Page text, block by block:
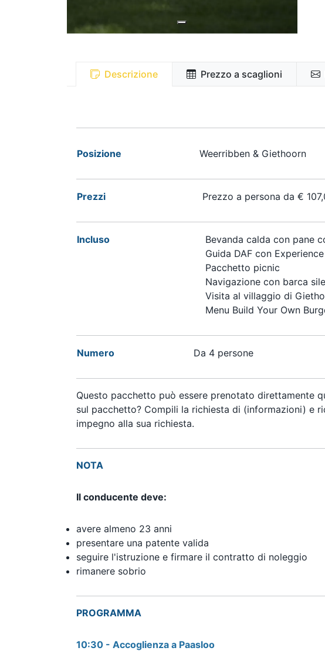
Descrizione Prezzo a scaglioni
Posizione Weerribben & Giethoorn
Prezzi Prezzo a persona da €
Incluso
Bevanda calda con pane
Guida DAF con Experience
Pacchetto picnic
Navigazione con barca
Visita al villaggio di
Menu Build Your Own
Numero Da 4 persone
Questo pacchetto può essere prenotato direttamente
sul pacchetto? Compili la richiesta di (informazioni) e
impegno alla sua richiesta.
NOTA
Il conducente deve:
avere almeno 23 anni
presentare una patente valida
seguire l'istruzione e firmare il contratto di noleggio
rimanere sobrio
PROGRAMMA
10:30 - Accoglienza a Paasloo